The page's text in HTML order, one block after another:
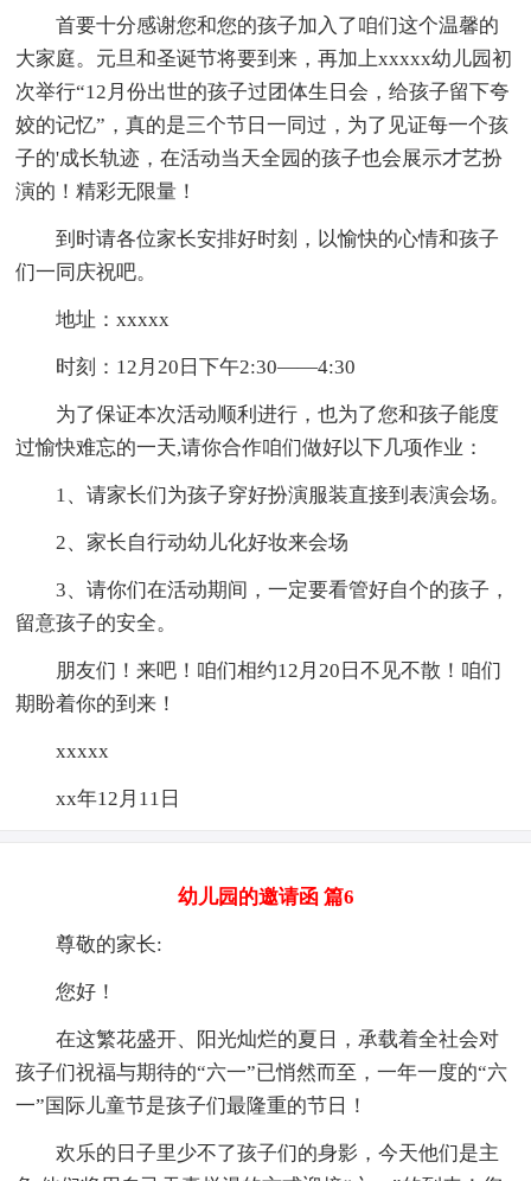
首要十分感谢您和您的孩子加入了咱们这个温馨的
大家庭。元旦和圣诞节将要到来，再加上xxxxx幼儿园初
次举行“12月份出世的孩子过团体生日会，给孩子留下夸
姣的记忆”，真的是三个节日一同过，为了见证每一个孩
子的'成长轨迹，在活动当天全园的孩子也会展示才艺扮
演的！精彩无限量！
到时请各位家长安排好时刻，以愉快的心情和孩子
们一同庆祝吧。
地址：xxxxx
时刻：12月20日下午2:30——4:30
为了保证本次活动顺利进行，也为了您和孩子能度
过愉快难忘的一天,请你合作咱们做好以下几项作业：
1、请家长们为孩子穿好扮演服装直接到表演会场。
2、家长自行动幼儿化好妆来会场
3、请你们在活动期间，一定要看管好自个的孩子，
留意孩子的安全。
朋友们！来吧！咱们相约12月20日不见不散！咱们
期盼着你的到来！
xxxxx
xx年12月11日
幼儿园的邀请函 篇6
尊敬的家长:
您好！
在这繁花盛开、阳光灿烂的夏日，承载着全社会对
孩子们祝福与期待的“六一”已悄然而至，一年一度的“六
一”国际儿童节是孩子们最隆重的节日！
欢乐的日子里少不了孩子们的身影，今天他们是主